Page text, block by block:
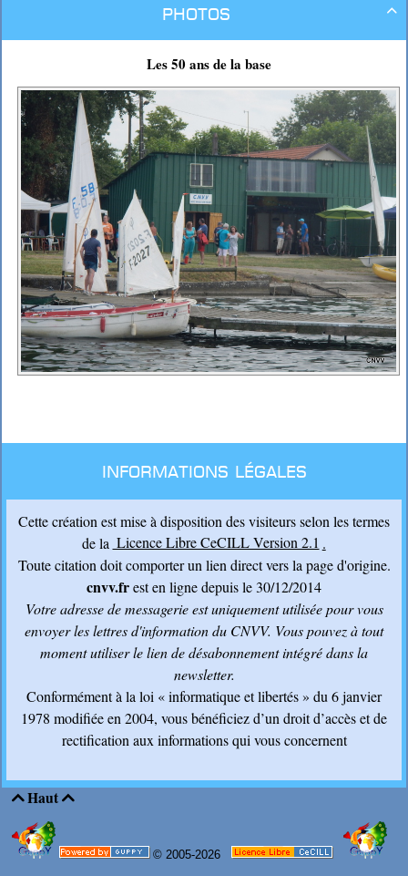

Photos
Les 50 ans de la base
Informations légales
Cette création est mise à disposition des visiteurs selon les termes
de la Licence Libre CeCILL Version 2.1 .
Toute citation doit comporter un lien direct vers la page d'origine.
cnvv.frest en ligne depuis le 30/12/2014
Votre adresse de messagerie est uniquement utilisée pour vous
envoyer les lettres d'information du CNVV. Vous pouvez à tout
moment utiliser le lien de désabonnement intégré dans la
newsletter.
Conformément à la loi « informatique et libertés » du 6 janvier
1978 modifiée en 2004, vous bénéficiez d’un droit d’accès et de
rectification aux informations qui vous concernent
Haut 
© 2005-2026